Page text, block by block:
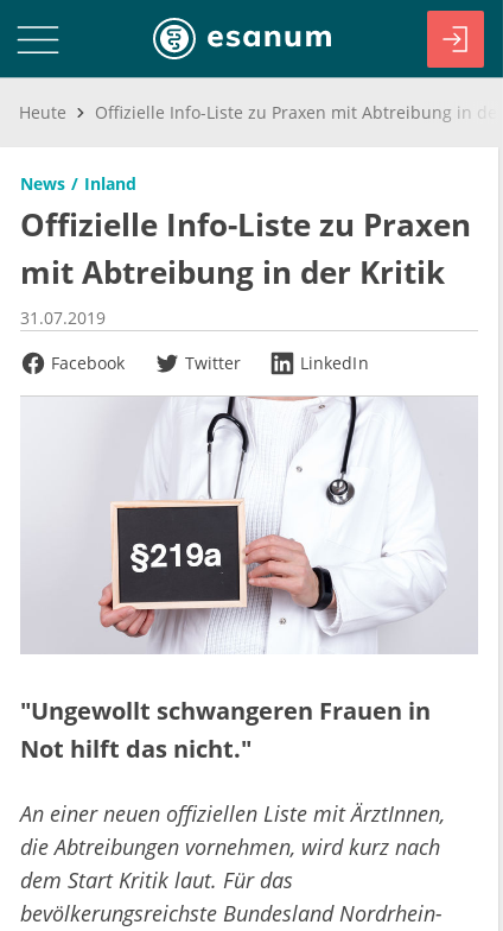
Heute
News Inland
Offizielle Info-Liste zu Praxen
mit Abtreibung in der Kritik
31.07.2019
Facebook
Twitter LinkedIn
"Ungewollt schwangeren Frauen in
Not hilft das nicht."
An einer neuen offiziellen Liste mit ÄrztInnen,
die Abtreibungen vornehmen, wird kurz nach
dem Start Kritik laut. Für das
bevölkerungsreichste Bundesland Nordrhein-